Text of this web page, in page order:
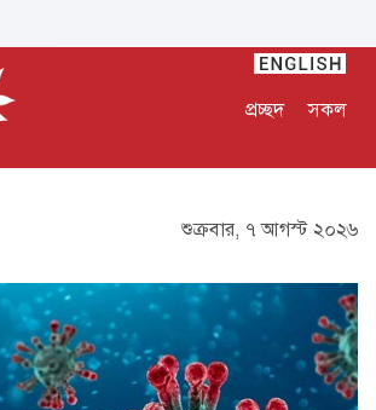
প্রচ্ছদ সকল
শুক্রবার, ৭ আগস্ট ২০২৬